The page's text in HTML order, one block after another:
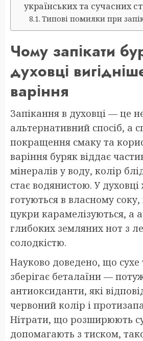
українських та сучасних
Типові помилки при
Чому запікати
духовці
варіння
Запікання в духовці — це
альтернативний спосіб, а
покращення смаку та
варіння буряк віддає
мінералів у воду, колір
стає водянистою. У
готуються в власному
цукри карамелізуються, а
глибоких земляних нот з
солодкістю.
Науково доведено, що
зберігає беталаїни —
антиоксиданти, які
червоний колір і
Нітрати, що розширюють
допомагають з тиском,